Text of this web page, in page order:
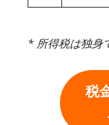
* 所得税は独身
税